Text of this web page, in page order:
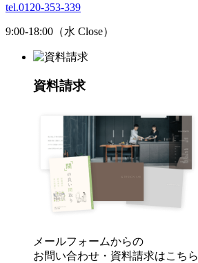
tel.0120-353-339
9:00-18:00（水 Close）
資料請求
メールフォームからの
お問い合わせ・資料請求はこちら